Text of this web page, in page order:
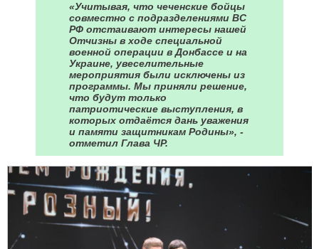
«Учитывая, что чеченские бойцы
совместно с подразделениями ВС
РФ отстаивают интересы нашей
Отчизны в ходе специальной
военной операции в Донбассе и на
Украине, увеселительные
мероприятия были исключены из
программы. Мы приняли решение,
что будут только
патриотические выступления, в
которых отдаётся дань уважения
и памяти защитникам Родины», -
отметил Глава ЧР.